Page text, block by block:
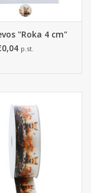
"Roka 4 cm"
p.st.